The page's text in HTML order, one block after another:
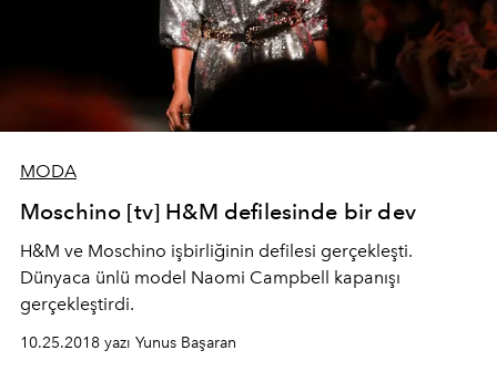
MODA
Moschino [tv] H&M defilesinde bir dev
H&M ve Moschino işbirliğinin defilesi gerçekleşti.
Dünyaca ünlü model Naomi Campbell kapanışı
gerçekleştirdi.
10.25.2018 yazı Yunus Başaran